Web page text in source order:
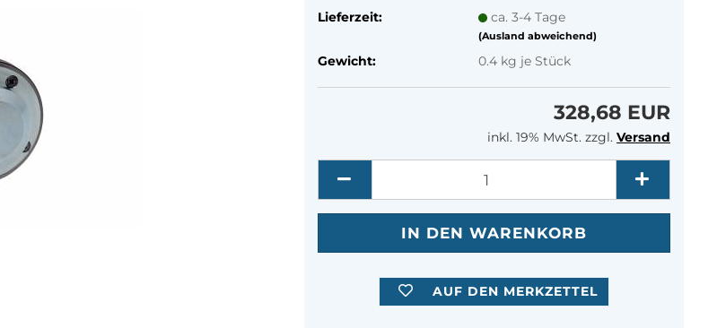
Lieferzeit:
ca. 3-4 Tage
(Ausland abweichend)
Gewicht: 0.4kg je Stück
328,68 EUR
inkl. 19% MwSt. zzgl. Versand
AUF DEN MERKZETTEL